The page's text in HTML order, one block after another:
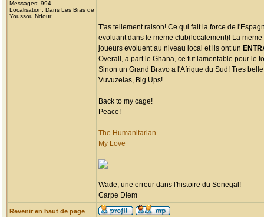
Messages: 994
Localisation: Dans Les Bras de
Youssou Ndour
T'as tellement raison! Ce qui fait la force de
evoluant dans le meme club(localement)! La
joueurs evoluent au niveau local et ils ont un
Overall, a part le Ghana, ce fut lamentable pour le
Sinon un Grand Bravo a l'Afrique du Sud! Tres
Vuvuzelas, Big Ups!
Back to my cage!
Peace!
The Humanitarian
My Love
Wade, une erreur dans l'histoire du Senegal!
Carpe Diem
Revenir en haut de page